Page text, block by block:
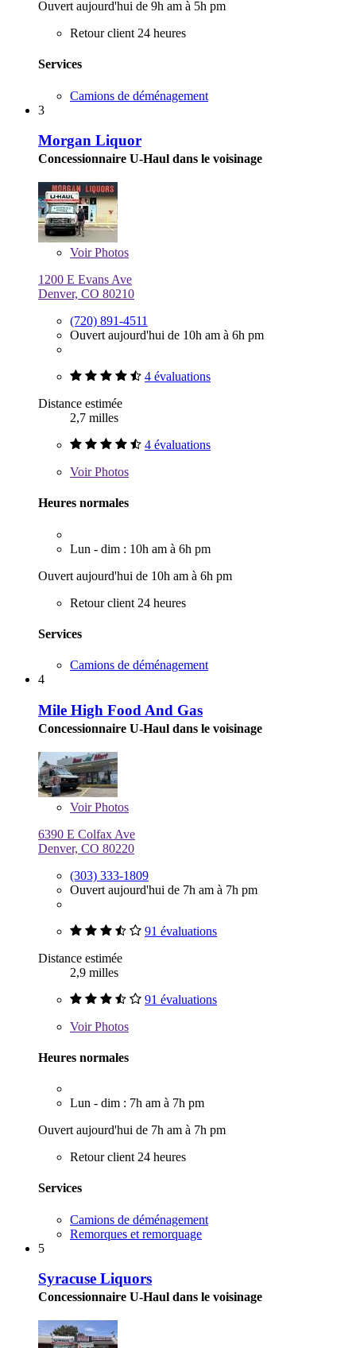
Ouvert aujourd'hui de 9h am à 5h pm
Retour client 24 heures
Services
Camions de déménagement
3
Morgan Liquor
Concessionnaire U-Haul dans le voisinage
VoirPhotos
1200 E Evans Ave
Denver, CO 80210
(720) 891-4511
Ouvert aujourd'hui de 10h am à 6h pm
4 évaluations
Distance estimée
2,7 milles
4 évaluations
VoirPhotos
Heures normales
Lun - dim : 10h am à 6h pm
Ouvert aujourd'hui de 10h am à 6h pm
Retour client 24 heures
Services
Camions de déménagement
4
Mile High Food And Gas
Concessionnaire U-Haul dans le voisinage
VoirPhotos
6390 E Colfax Ave
Denver, CO 80220
(303) 333-1809
Ouvert aujourd'hui de 7h am à 7h pm
91 évaluations
Distance estimée
2,9 milles
91 évaluations
VoirPhotos
Heures normales
Lun - dim : 7h am à 7h pm
Ouvert aujourd'hui de 7h am à 7h pm
Retour client 24 heures
Services
Camions de déménagement
Remorques et remorquage
5
Syracuse Liquors
Concessionnaire U-Haul dans le voisinage